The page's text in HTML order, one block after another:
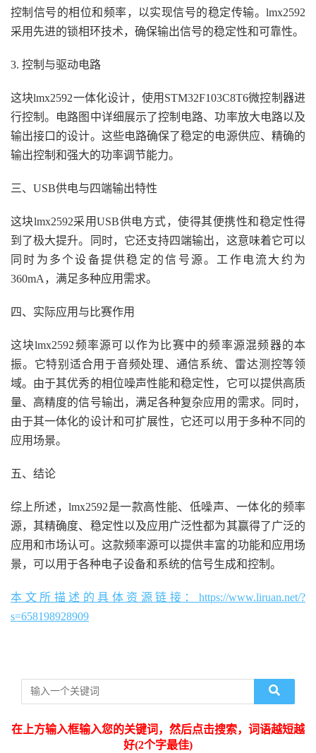
控制信号的相位和频率，以实现信号的稳定传输。lmx2592
采用先进的锁相环技术，确保输出信号的稳定性和可靠性。
3. 控制与驱动电路
这块lmx2592一体化设计，使用STM32F103C8T6微控制器进
行控制。电路图中详细展示了控制电路、功率放大电路以及
输出接口的设计。这些电路确保了稳定的电源供应、精确的
输出控制和强大的功率调节能力。
三、USB供电与四端输出特性
这块lmx2592采用USB供电方式，使得其便携性和稳定性得
到了极大提升。同时，它还支持四端输出，这意味着它可以
同时为多个设备提供稳定的信号源。工作电流大约为
360mA，满足多种应用需求。
四、实际应用与比赛作用
这块lmx2592频率源可以作为比赛中的频率源混频器的本
振。它特别适合用于音频处理、通信系统、雷达测控等领
域。由于其优秀的相位噪声性能和稳定性，它可以提供高质
量、高精度的信号输出，满足各种复杂应用的需求。同时，
由于其一体化的设计和可扩展性，它还可以用于多种不同的
应用场景。
五、结论
综上所述，lmx2592是一款高性能、低噪声、一体化的频率
源，其精确度、稳定性以及应用广泛性都为其赢得了广泛的
应用和市场认可。这款频率源可以提供丰富的功能和应用场
景，可以用于各种电子设备和系统的信号生成和控制。
本文所描述的具体资源链接：https://www.liruan.net/?
s=658198928909
在上方输入框输入您的关键词，然后点击搜索，词语越短越
好(2个字最佳)